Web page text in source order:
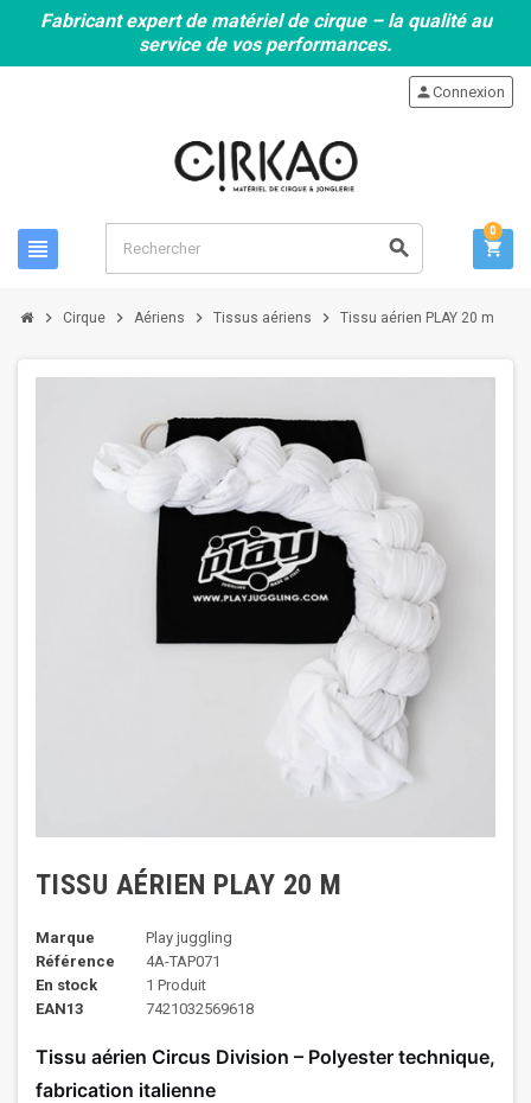
Fabricant expert de matériel de cirque – la qualité au
service de vos performances.
view_headline search
personConnexion
shopping_cart
0
chevron_right Cirque chevron_right Aériens chevron_right Tissus aériens chevron_right Tissu aérien PLAY 20 m
TISSU AÉRIEN PLAY 20 M
Marque
Play juggling
Référence
4A-TAP071
En stock
1 Produit
EAN13
7421032569618
Tissu aérien Circus Division – Polyester technique,
fabrication italienne